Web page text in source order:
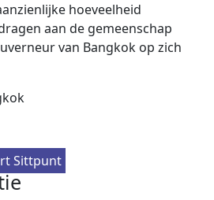
hoeveelheid
aan de gemeenschap
van Bangkok op zich
Sittpunt